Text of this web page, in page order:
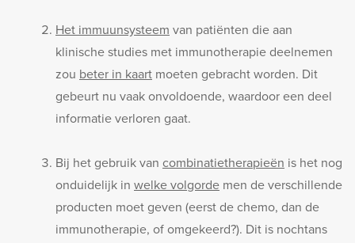
Het immuunsysteem van patiënten die aan
klinische studies met immunotherapie deelnemen
zou beter in kaart moeten gebracht worden. Dit
gebeurt nu vaak onvoldoende, waardoor een deel
informatie verloren gaat.
Bij het gebruik van combinatietherapieën is het nog
onduidelijk in welke volgorde men de verschillende
producten moet geven (eerst de chemo, dan de
immunotherapie, of omgekeerd?). Dit is nochtans